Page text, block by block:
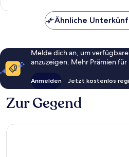
Ähnliche
Melde dich an, um
anzuzeigen. Mehr Prämien
Anmelden Jetzt kostenlos
Zur Gegend